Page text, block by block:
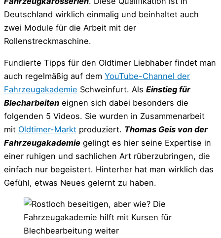
Deutschland wirklich einmalig und beinhaltet auch
zwei Module für die Arbeit mit der
Rollenstreckmaschine.
Fundierte Tipps für den Oldtimer Liebhaber findet man
auch regelmäßig auf dem YouTube-Channel der
Fahrzeugakademie Schweinfurt. Als Einstieg für
Blecharbeiten eignen sich dabei besonders die
folgenden 5 Videos. Sie wurden in Zusammenarbeit
mit Oldtimer-Markt produziert. Thomas Geis von der
Fahrzeugakademie gelingt es hier seine Expertise in
einer ruhigen und sachlichen Art rüberzubringen, die
einfach nur begeistert. Hinterher hat man wirklich das
Gefühl, etwas Neues gelernt zu haben.